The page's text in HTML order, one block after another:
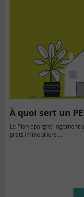
À quoi sert un
Le Plan épargne logement
prêts immobiliers....